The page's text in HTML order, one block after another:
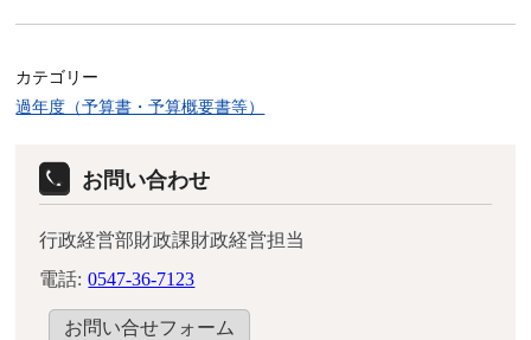
カテゴリー
過年度（予算書・予算概要書等）
お問い合わせ
行政経営部財政課財政経営担当
電話: 0547-36-7123
お問い合せフォーム